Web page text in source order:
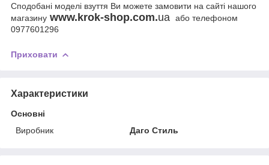
Сподобані моделі взуття Ви можете замовити на сайті нашого
магазину www.krok-shop.com.ua
або телефоном
0977601296
Приховати
Характеристики
Основні
Виробник
Даго Стиль